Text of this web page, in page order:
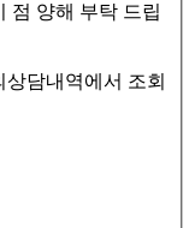
점 양해 부탁 드립
담내역에서 조회